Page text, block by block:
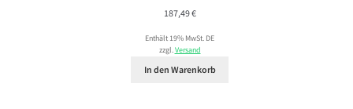
187,49€
Enthält 19% MwSt. DE
zzgl.Versand
In den Warenkorb